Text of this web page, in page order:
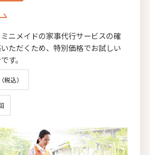
ニメイドの家事代行サービスの確
ただくため、特別価格でお試しい
す。
込）